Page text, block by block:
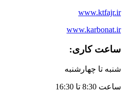
www.ktfajr.ir
www.karbonat.ir
ساعت کاری:
شنبه تا چهارشنبه
ساعت 8:30 تا 16:30